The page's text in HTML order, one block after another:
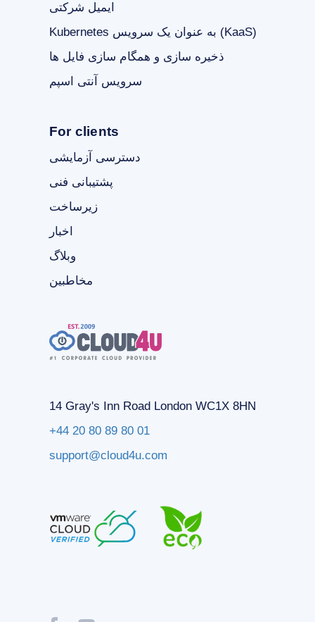
ایمیل شرکتی
Kubernetes به عنوان یک سرویس (KaaS)
ذخیره سازی و همگام سازی فایل ها
سرویس آنتی اسپم
For clients
دسترسی آزمایشی
پشتیبانی فنی
زیرساخت
اخبار
وبلاگ
مخاطبین
14 Gray's Inn Road London WC1X 8HN
+44 20 80 89 80 01
support@cloud4u.com